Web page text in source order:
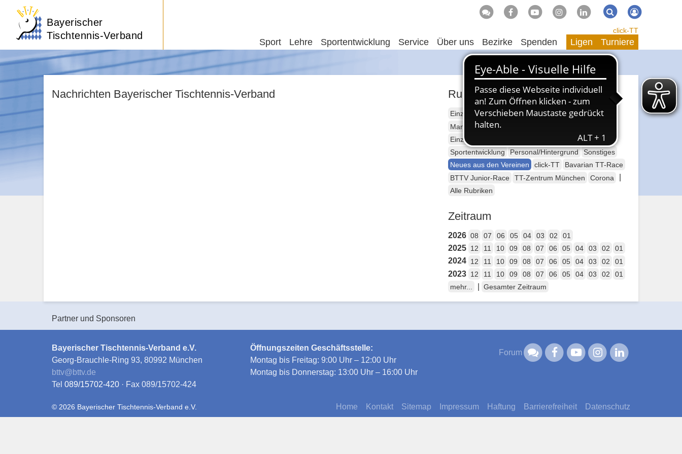
Bayerischer
Tischtennis-Verband
Suche Suchen
Sport Lehre Sportentwicklung Service Über uns Bezirke Spenden
click-TT
Ligen Turniere
Nachrichten Bayerischer Tischtennis-Verband Rubriken
Einzelsport Erwachsene
Mannschaftssport Erwachsene
Einzelsport Jugend
Mannschaftssport Jugend
Sportentwicklung
Personal/Hintergrund
Sonstiges
Neues aus den Vereinen
click-TT
Bavarian TT-Race
BTTV Junior-Race
TT-Zentrum München Corona
Alle Rubriken
Zeitraum
2026 08 07 06 05 04 03 02 01
2025 12 11 10 09 08 07 06 05 04 03 02 01
2024 12 11 10 09 08 07 06 05 04 03 02 01
2023 12 11 10 09 08 07 06 05 04 03 02
01
mehr...
Gesamter Zeitraum
Partner und Sponsoren
Bayerischer Tischtennis-Verband e.V.
Georg-Brauchle-Ring 93, 80992 München
bttv@bttv.de
Tel 089/15702-420 · Fax 089/15702-424
Öffnungszeiten Geschäftsstelle:
Montag bis Freitag: 9:00 Uhr – 12:00 Uhr
Montag bis Donnerstag: 13:00 Uhr – 16:00 Uhr
Forum
Home Kontakt Sitemap Impressum Haftung Barrierefreiheit Datenschutz
© 2026 Bayerischer Tischtennis-Verband e.V.